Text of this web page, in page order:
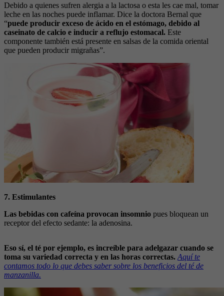
Debido a quienes sufren alergia a la lactosa o esta les cae mal, tomar
leche en las noches puede inflamar. Dice la doctora Bernal que
“puede producir exceso de ácido en el estómago, debido al
caseinato de calcio e inducir a reflujo estomacal. Este
componente también está presente en salsas de la comida oriental
que pueden producir migrañas”.
7. Estimulantes
Las bebidas con cafeína provocan insomnio pues bloquean un
receptor del efecto sedante: la adenosina.
Eso sí, el té por ejemplo, es increíble para adelgazar cuando se
toma su variedad correcta y en las horas correctas. Aquí te
contamos todo lo que debes saber sobre los beneficios del té de
manzanilla.